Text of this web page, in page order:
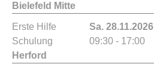
Bielefeld Mitte
Erste Hilfe
Schulung
Herford
Sa. 28.11.2026
09:30 - 17:00